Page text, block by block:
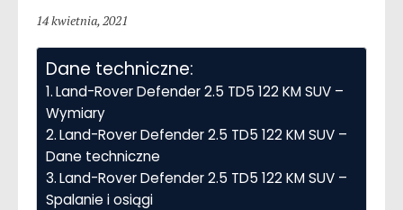
14 kwietnia, 2021
Dane techniczne:
Land-Rover Defender 2.5 TD5 122 KM SUV –
Wymiary
Land-Rover Defender 2.5 TD5 122 KM SUV –
Dane techniczne
Land-Rover Defender 2.5 TD5 122 KM SUV –
Spalanie i osiągi